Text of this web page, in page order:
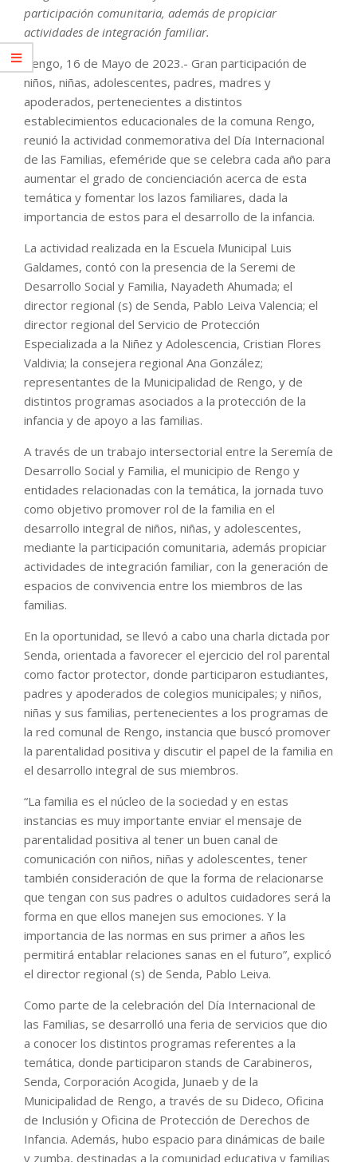
participación comunitaria, además de propiciar
actividades de integración familiar.
Rengo, 16 de Mayo de 2023.- Gran participación de
niños, niñas, adolescentes, padres, madres y
apoderados, pertenecientes a distintos
establecimientos educacionales de la comuna Rengo,
reunió la actividad conmemorativa del Día Internacional
de las Familias, efeméride que se celebra cada año para
aumentar el grado de concienciación acerca de esta
temática y fomentar los lazos familiares, dada la
importancia de estos para el desarrollo de la infancia.
La actividad realizada en la Escuela Municipal Luis
Galdames, contó con la presencia de la Seremi de
Desarrollo Social y Familia, Nayadeth Ahumada; el
director regional (s) de Senda, Pablo Leiva Valencia; el
director regional del Servicio de Protección
Especializada a la Niñez y Adolescencia, Cristian Flores
Valdivia; la consejera regional Ana González;
representantes de la Municipalidad de Rengo, y de
distintos programas asociados a la protección de la
infancia y de apoyo a las familias.
A través de un trabajo intersectorial entre la Seremía de
Desarrollo Social y Familia, el municipio de Rengo y
entidades relacionadas con la temática, la jornada tuvo
como objetivo promover rol de la familia en el
desarrollo integral de niños, niñas, y adolescentes,
mediante la participación comunitaria, además propiciar
actividades de integración familiar, con la generación de
espacios de convivencia entre los miembros de las
familias.
En la oportunidad, se llevó a cabo una charla dictada por
Senda, orientada a favorecer el ejercicio del rol parental
como factor protector, donde participaron estudiantes,
padres y apoderados de colegios municipales; y niños,
niñas y sus familias, pertenecientes a los programas de
la red comunal de Rengo, instancia que buscó promover
la parentalidad positiva y discutir el papel de la familia en
el desarrollo integral de sus miembros.
“La familia es el núcleo de la sociedad y en estas
instancias es muy importante enviar el mensaje de
parentalidad positiva al tener un buen canal de
comunicación con niños, niñas y adolescentes, tener
también consideración de que la forma de relacionarse
que tengan con sus padres o adultos cuidadores será la
forma en que ellos manejen sus emociones. Y la
importancia de las normas en sus primer a años les
permitirá entablar relaciones sanas en el futuro”, explicó
el director regional (s) de Senda, Pablo Leiva.
Como parte de la celebración del Día Internacional de
las Familias, se desarrolló una feria de servicios que dio
a conocer los distintos programas referentes a la
temática, donde participaron stands de Carabineros,
Senda, Corporación Acogida, Junaeb y de la
Municipalidad de Rengo, a través de su Dideco, Oficina
de Inclusión y Oficina de Protección de Derechos de
Infancia. Además, hubo espacio para dinámicas de baile
y zumba, destinadas a la comunidad educativa y familias